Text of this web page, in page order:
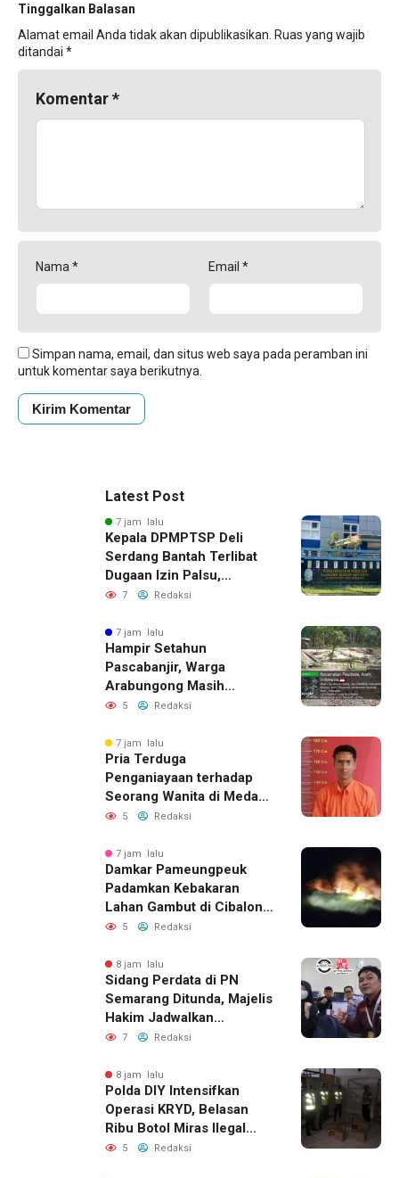
Tinggalkan Balasan
Alamat email Anda tidak akan dipublikasikan. Ruas yang wajib
ditandai *
Komentar*
Nama * Email *
Simpan nama, email, dan situs web saya pada peramban ini
untuk komentar saya berikutnya.
Latest Post
7 jam lalu
Kepala DPMPTSP Deli
Serdang Bantah Terlibat
Dugaan Izin Palsu,
Tegaskan Proses
Jalur Resmi
7 Redaksi
7 jam lalu
Hampir Setahun
Pascabanjir, Warga
Arabungong Masih
Menunggu Bantuan
5 Redaksi
7 jam lalu
Pria Terduga
Penganiayaan terhadap
Seorang Wanita di Medan
Ditangkap Polisi
5 Redaksi
7 jam lalu
Damkar Pameungpeuk
Padamkan Kebakaran
Lahan Gambut di Cibalong,
Permukiman Warga
5 Redaksi
8 jam lalu
Sidang Perdata di PN
Semarang Ditunda, Majelis
Hakim Jadwalkan
Pemanggilan Ulang BPR
7 Redaksi
8 jam lalu
Polda DIY Intensifkan
Operasi KRYD, Belasan
Ribu Botol Miras Ilegal
Berhasil Diamankan
5 Redaksi